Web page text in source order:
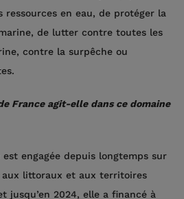
ressources en eau, de protéger la
de lutter contre toutes les
contre la surpêche ou
France agit-elle dans ce domaine
engagée depuis longtemps sur
aux littoraux et aux territoires
jusqu’en 2024, elle a financé à